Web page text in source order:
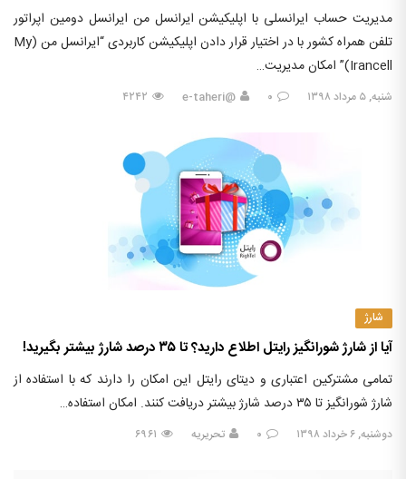
مدیریت حساب ایرانسلی با اپلیکیشن ایرانسل من ایرانسل دومین اپراتور
تلفن همراه کشور با در اختیار قرار دادن اپلیکیشن کاربردی “ایرانسل من (My
Irancell)” امکان مدیریت…
شنبه, ۵ مرداد ۱۳۹۸ ۰ @e-taheri ۴۲۴۲
شارژ
آیا از شارژ شورانگیز رایتل اطلاع دارید؟ تا ۳۵ درصد شارژ بیشتر بگیرید!
تمامی مشترکین اعتباری و دیتای رایتل این امکان را دارند که با استفاده از
شارژ شورانگیز تا ۳۵ درصد شارژ بیشتر دریافت کنند. امکان استفاده…
دوشنبه, ۶ خرداد ۱۳۹۸ ۰ تحریریه ۶۹۶۱